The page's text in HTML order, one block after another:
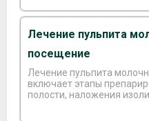
Лечение пульпита
посещение
Лечение пульпита
включает этапы
полости, наложения